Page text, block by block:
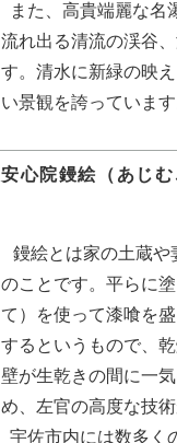
また、高貴端麗な名
流れ出る清流の渓谷
す。清水に新緑の映
い景観を誇っています
安心院鏝絵（あじむ
鏝絵とは家の土蔵や
のことです。平らに
て）を使って漆喰を
するというもので、
壁が生乾きの間に一
め、左官の高度な技術
宇佐市内には数多く